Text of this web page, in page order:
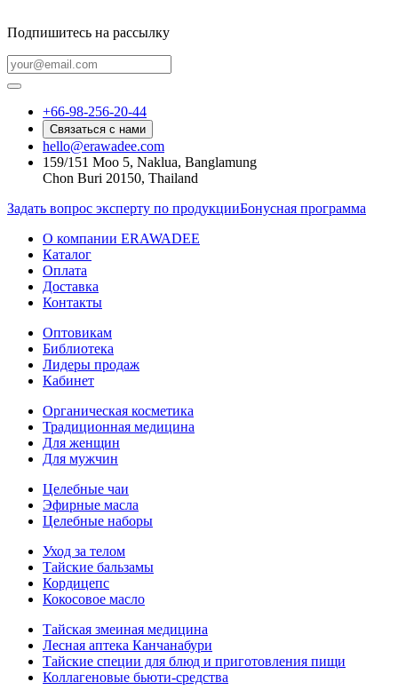
Подпишитесь на рассылку
+66-98-256-20-44
Связаться с нами
hello@erawadee.com
159/151 Moo 5, Naklua, Banglamung
Chon Buri 20150, Thailand
Задать вопрос эксперту по продукцииБонусная программа
О компании ERAWADEE
Каталог
Оплата
Доставка
Контакты
Оптовикам
Библиотека
Лидеры продаж
Кабинет
Органическая косметика
Традиционная медицина
Для женщин
Для мужчин
Целебные чаи
Эфирные масла
Целебные наборы
Уход за телом
Тайские бальзамы
Кордицепс
Кокосовое масло
Тайская змеиная медицина
Лесная аптека Канчанабури
Тайские специи для блюд и приготовления пищи
Коллагеновые бьюти-средства